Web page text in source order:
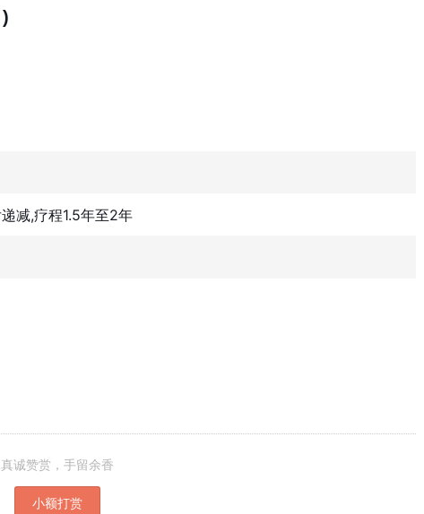
减,疗程1.5年至2年
真诚赞赏，手留余香
小额打赏